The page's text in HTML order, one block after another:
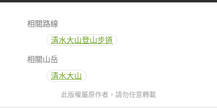
相關路線
清水大山登山步道
相關山岳
清水大山
此版權屬原作者，請勿任意轉載